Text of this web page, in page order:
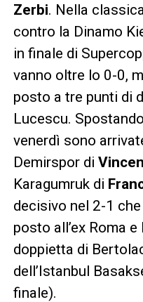
Zerbi. Nella
contro la Dinamo
in finale di
vanno oltre lo 0-0,
posto a tre punti di
Lucescu.
venerdì sono
Demirspor di
Karagumruk di
decisivo nel 2-1
posto all’ex Roma
doppietta di
dell’Istanbul
finale).